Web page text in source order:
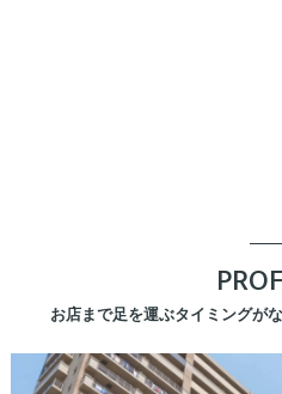
お店まで足を運ぶタイミングが